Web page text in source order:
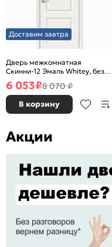
Доставим завтра
Дверь межкомнатная
Скинни-12 Эмаль Whitey, без
декора, глухая, без стекла,
без кромки, скиновая
6 053₽8 070 ₽
В корзину
Акции